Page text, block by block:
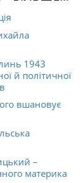
1943
й політичної
вшановує
–
материка